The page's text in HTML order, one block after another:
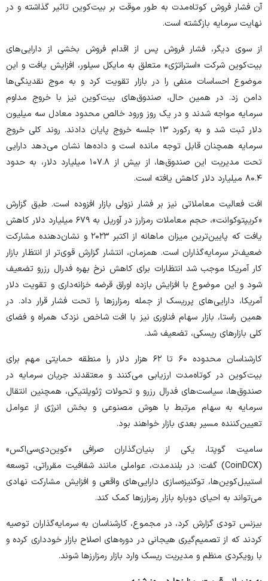
آن فشار فروش کوتاه‌مدت به طور موقت بر بیت‌کوین تاثیر گذاشته و در
نهایت سرمایه بازگشته است.
از سوی دیگر، فشار فروش پس از اقدام فروش بخشی از دارایی‌های
بیت‌کوین شرکت «استراتژی» متعلق به مایکل سیلور، افزایش یافت و این
موضوع احساسات منفی را در بازار تقویت کرد و به موج نقدینگی‌ها
دامن زد. در همین حال، صندوق‌های بیت‌کوین نیز با خروج مداوم
سرمایه مواجه شدند و در یک روز ورود خالص محدود معادل سه میلیون
دلار ثبت شد و به رکورد ۱۳ جلسه خروج پایان دادند. روند کلی خروج
سرمایه همچنان قابل توجه مانده است و داده‌ها نشان می‌دهد دارایی
تحت مدیریت این صندوق‌ها، از بیش از ۱۰۷.۸ میلیارد دلار، به حدود
۸۰.۴ میلیارد دلار کاهش یافته است.
افت فعالیت معاملاتی نیز بر فشار نزولی بازار افزوده است. طبق گزارش
«کریپتوکوانت»، حجم معاملات رمزارز در آوریل به ۶۷۹ میلیارد دلار کاهش
یافت که پایین‌ترین میزان ماهانه از اکتبر ۲۰۲۳ و نشان‌دهنده مشارکت
ضعیف‌تر سرمایه‌گذاران است. همزمان، انتشار گزارش قوی‌تر از انتظار بازار
کار آمریکا موجب شد انتظارات برای کاهش نرخ بهره فدرال رزرو تضعیف
شود و این موضوع با افزایش بازده اوراق قرضه خزانه‌داری و تقویت دلار
آمریکا، دارایی‌های پرریسک از جمله رمزارزها را تحت فشار قرار داد. در
همین راستا، بازار سهام فناوری نیز با افت شاخص نزدک همراه و فضای
کلی بازارهای ریسکی، تضعیف شد.
کارشناسان محدوده ۶۰ تا ۶۲ هزار دلار را منطقه حمایتی مهم برای
بیت‌کوین در کوتاه‌مدت ارزیابی می‌کنند و معتقدند جریان سرمایه در
صندوق‌ها، سیاست‌های فدرال رزرو و تحولات ژئوپلتیکی، همچنین انتقال
سرمایه به سهام مرتبط با هوش مصنوعی و بخش انرژی از عوامل
تعیین‌کننده مسیر بعدی بازار خواهند بود.
سامیت گوپتا، یکی از بنیان‌گذاران صرافی «کوین‌دی‌سی‌اکس»
(CoinDCX) گفت: در بلندمدت، عواملی مانند شفافیت مقرراتی، توسعه
استیبل‌کوین‌ها، توکنیزه‌سازی دارایی‌های واقعی و افزایش مشارکت نهادی
می‌تواند به احیای دوباره بازار رمزارزها کمک کند.
بیزنس تودی گزارش کرد، در مجموع، کارشناسان به سرمایه‌گذاران توصیه
کردند که از تصمیم‌گیری هیجانی در دوره‌های اصلاح بازار خودداری کرده و
با رویکردی منظم و مدیریت ریسک وارد بازار رمزارزها شوند.